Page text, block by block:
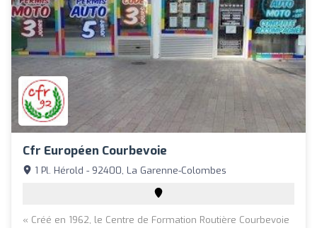
Cfr Européen Courbevoie
1 Pl. Hérold - 92400, La Garenne-Colombes
« Créé en 1962, le Centre de Formation Routière Courbevoie